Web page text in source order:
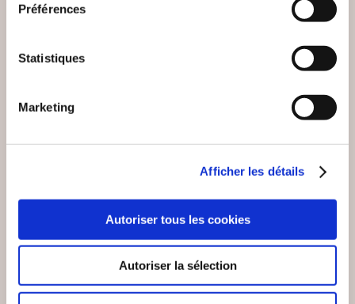
Préférences
Statistiques
Marketing
Afficher les détails
Autoriser tous les cookies
Autoriser la sélection
AVEC LA